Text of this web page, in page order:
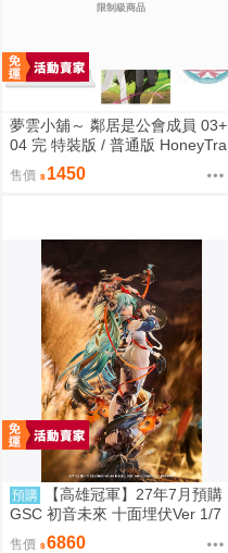
限制級商品
夢雲小舖～ 鄰居是公會成員 03+
04 完 特裝版 / 普通版 HoneyTra
p(허니트랩) 朧月
售價 1450
預購
【高雄冠軍】27年7月預購
GSC 初音未來 十面埋伏Ver 1/7
再版 免訂金0907
售價 6860